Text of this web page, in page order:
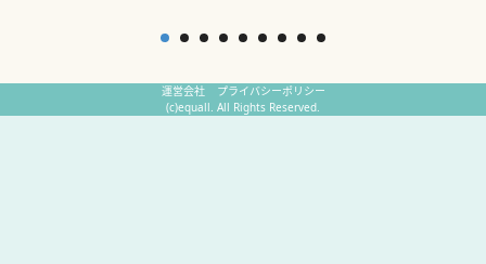
運営会社
プライバシーポリシー
(c)equall. All Rights Reserved.